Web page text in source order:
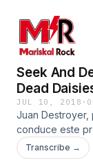
años de ausencia.
Seek And
Dead
JUL 10, 2018 ·
Juan Destroyer,
conduce este
mejores bandas
Este tramo
Transcribe →